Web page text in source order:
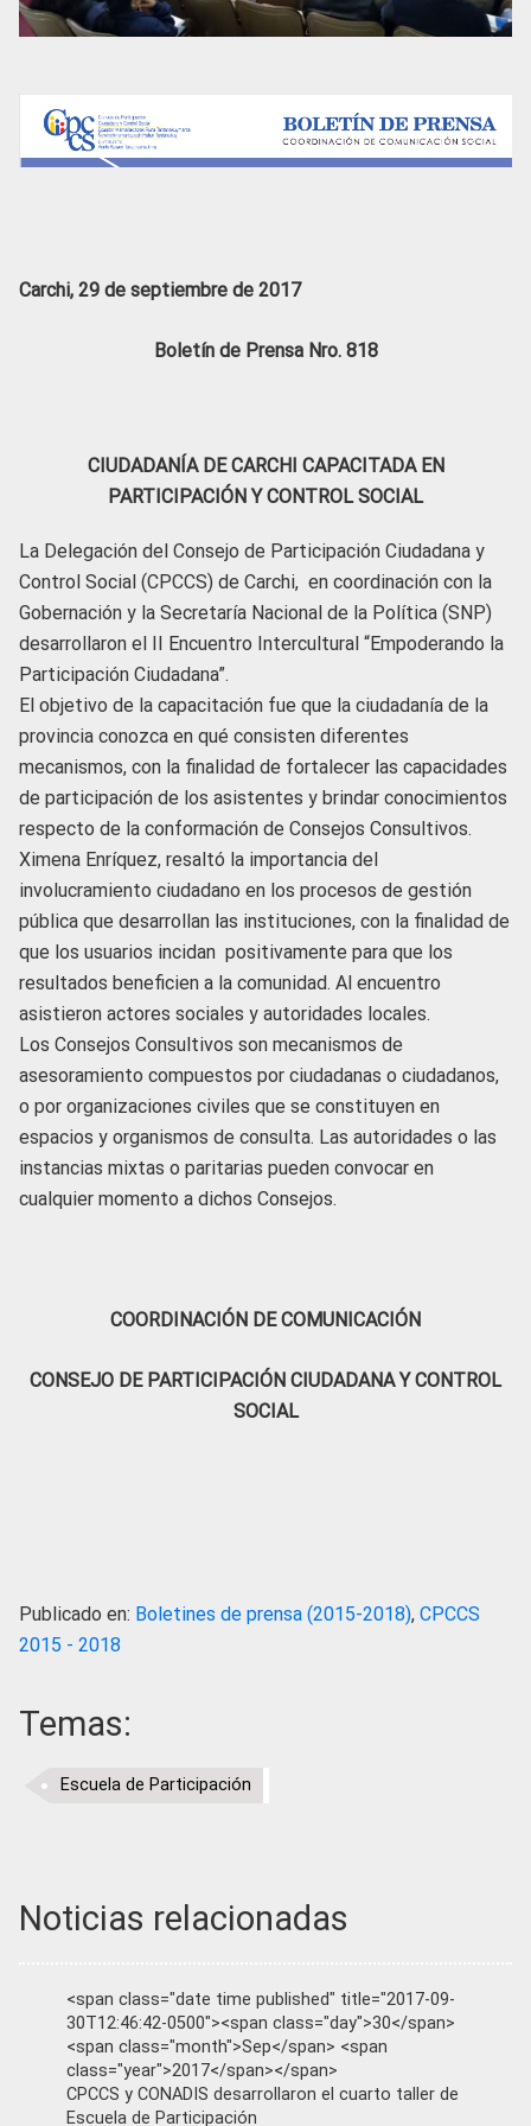
Carchi, 29 de septiembre de 2017
Boletín de Prensa Nro. 818
CIUDADANÍA DE CARCHI CAPACITADA EN
PARTICIPACIÓN Y CONTROL SOCIAL
La Delegación del Consejo de Participación Ciudadana y
Control Social (CPCCS) de Carchi, en coordinación con la
Gobernación y la Secretaría Nacional de la Política (SNP)
desarrollaron el II Encuentro Intercultural “Empoderando la
Participación Ciudadana”.
El objetivo de la capacitación fue que la ciudadanía de la
provincia conozca en qué consisten diferentes
mecanismos, con la finalidad de fortalecer las capacidades
de participación de los asistentes y brindar conocimientos
respecto de la conformación de Consejos Consultivos.
Ximena Enríquez, resaltó la importancia del
involucramiento ciudadano en los procesos de gestión
pública que desarrollan las instituciones, con la finalidad de
que los usuarios incidan positivamente para que los
resultados beneficien a la comunidad. Al encuentro
asistieron actores sociales y autoridades locales.
Los Consejos Consultivos son mecanismos de
asesoramiento compuestos por ciudadanas o ciudadanos,
o por organizaciones civiles que se constituyen en
espacios y organismos de consulta. Las autoridades o las
instancias mixtas o paritarias pueden convocar en
cualquier momento a dichos Consejos.
COORDINACIÓN DE COMUNICACIÓN
CONSEJO DE PARTICIPACIÓN CIUDADANA Y CONTROL
SOCIAL
Publicado en: Boletines de prensa (2015-2018), CPCCS
2015 - 2018
Temas:
Escuela de Participación
Noticias relacionadas
<span class="date time published" title="2017-09-
30T12:46:42-0500"><span class="day">30</span>
<span class="month">Sep</span> <span
class="year">2017</span></span>
CPCCS y CONADIS desarrollaron el cuarto taller de
Escuela de Participación